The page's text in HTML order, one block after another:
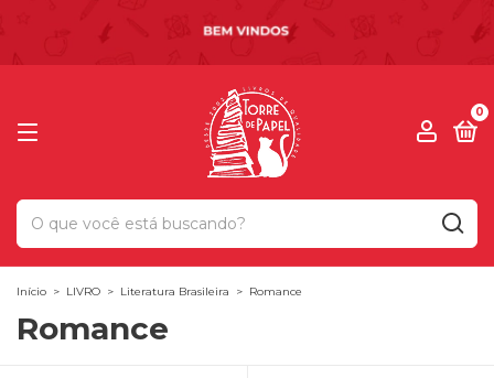
0
Início > LIVRO > Literatura Brasileira > Romance
Romance